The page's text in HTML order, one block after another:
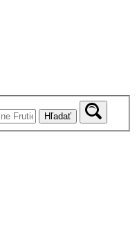
Hľadať